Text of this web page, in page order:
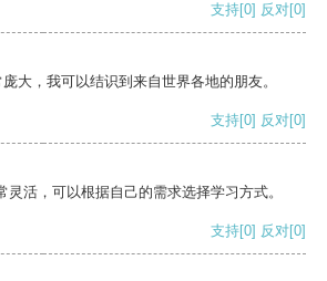
支持[0] 反对[0]
大，我可以结识到来自世界各地的朋友。
支持[0] 反对[0]
活，可以根据自己的需求选择学习方式。
支持[0] 反对[0]